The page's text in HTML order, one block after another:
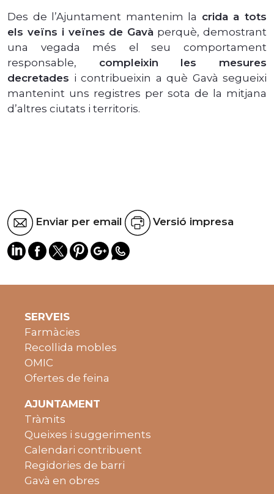
Des de l’Ajuntament mantenim la crida a tots
els veïns i veïnes de Gavà perquè, demostrant
una vegada més el seu comportament
responsable, compleixin les mesures
decretades i contribueixin a què Gavà segueixi
mantenint uns registres per sota de la mitjana
d’altres ciutats i territoris.
Enviar per email Versió impresa
SERVEIS
Farmàcies
Recollida mobles
OMIC
Ofertes de feina
AJUNTAMENT
Tràmits
Queixes i suggeriments
Calendari contribuent
Regidories de barri
Gavà en obres